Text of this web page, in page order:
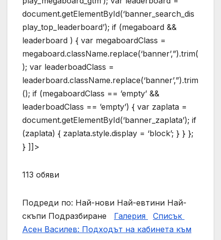
document.getElementById(‘banner_search_dis
play_top_leaderboard’); if (megaboard &&
leaderboard ) { var megaboardClass =
megaboard.className.replace(‘banner’,”).trim(
); var leaderboadClass =
leaderboard.className.replace(‘banner’,”).trim
(); if (megaboardClass == ’empty’ &&
leaderboadClass == ’empty’) { var zaplata =
document.getElementById(‘banner_zaplata’); if
(zaplata) { zaplata.style.display = ‘block’; } } };
} ]]>
113 обяви
Подреди по: Най-нови Най-евтини Най-
скъпи Подразбиране Галерия
Списък
Асен Василев: Подходът на кабинета към